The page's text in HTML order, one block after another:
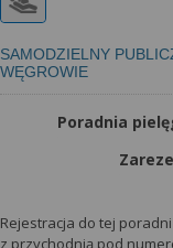
SAMODZIELNY
WĘGROWIE
Poradnia
Rejestracja do tej